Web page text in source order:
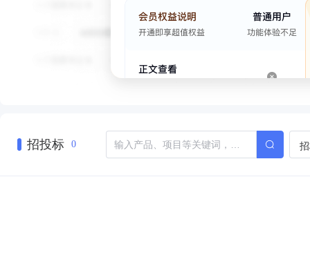
招投标 0